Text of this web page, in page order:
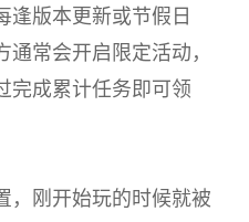
逢版本更新或节假日
通常会开启限定活动，
完成累计任务即可领
，刚开始玩的时候就被